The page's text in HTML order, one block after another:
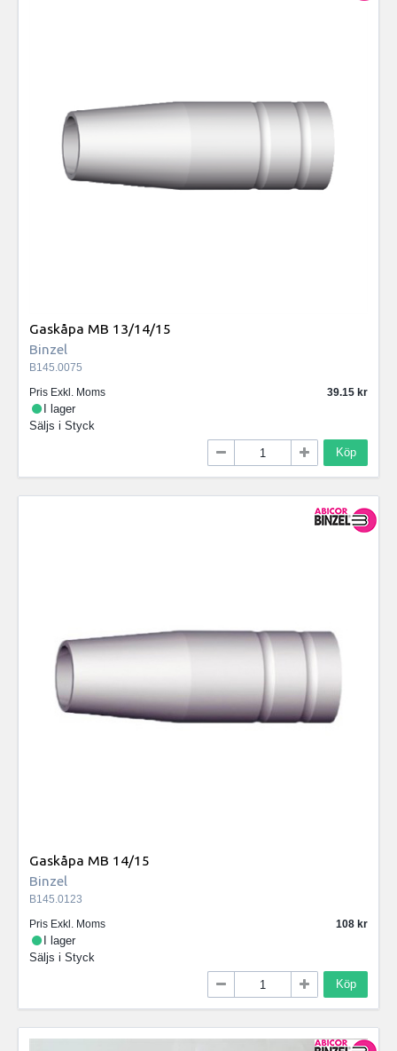
Gaskåpa MB 13/14/15
Binzel
B145.0075
Pris Exkl. Moms
39.15
I lager
Säljs i Styck
Köp
Gaskåpa MB 14/15
Binzel
B145.0123
Pris Exkl. Moms
108
I lager
Säljs i Styck
Köp